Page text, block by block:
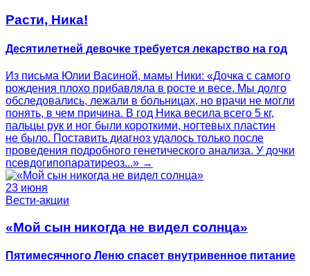
Расти, Ника!
Десятилетней девочке требуется лекарство на год
Из письма Юлии Васиной, мамы Ники: «Дочка с самого
рождения плохо прибавляла в росте и весе. Мы долго
обследовались, лежали в больницах, но врачи не могли
понять, в чем причина. В год Ника весила всего 5 кг,
пальцы рук и ног были короткими, ногтевых пластин
не было. Поставить диагноз удалось только после
проведения подробного генетического анализа. У дочки
псевдогипопаратиреоз...» →
23 июня
Вести-акции
«Мой сын никогда не видел солнца»
Пятимесячного Леню спасет внутривенное питание